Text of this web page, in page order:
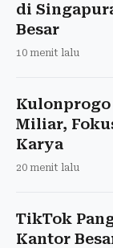
di
Besar
10 menit lalu
Miliar,
Karya
20 menit lalu
TikTok
Kantor